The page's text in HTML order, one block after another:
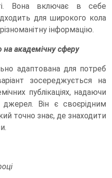
Вона включає в себе
для широкого кола
інформацію.
на академічну сферу
адаптована для потреб
зосереджується на
публікаціях, надаючи
Він є своєрідним
точно знає, де знаходити